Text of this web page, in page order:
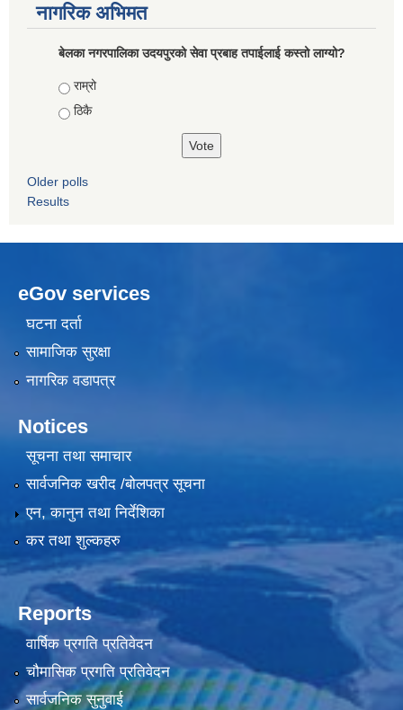
नागरिक अभिमत
बेलका नगरपालिका उदयपुरको सेवा प्रबाह तपाईलाई कस्तो लाग्यो?
Choices
राम्रो
ठिकै
Older polls
Results
eGov services
घटना दर्ता
सामाजिक सुरक्षा
नागरिक वडापत्र
Notices
सूचना तथा समाचार
सार्वजनिक खरीद /बोलपत्र सूचना
एन, कानुन तथा निर्देशिका
कर तथा शुल्कहरु
Reports
वार्षिक प्रगति प्रतिवेदन
चौमासिक प्रगति प्रतिवेदन
सार्वजनिक सुनुवाई